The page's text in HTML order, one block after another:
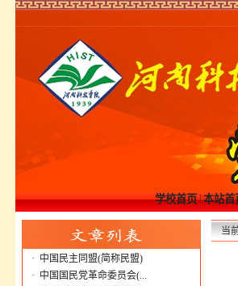
学校首页|本站首
· 中国民主同盟(简称民盟)
· 中国国民党革命委员会(...
当